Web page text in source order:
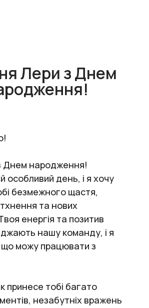
Лери з Днем
Днем народження!
особливий день, і я хочу
безмежного щастя,
та нових
енергія та позитив
нашу команду, і я
можу працювати з
принесе тобі багато
незабутніх вражень